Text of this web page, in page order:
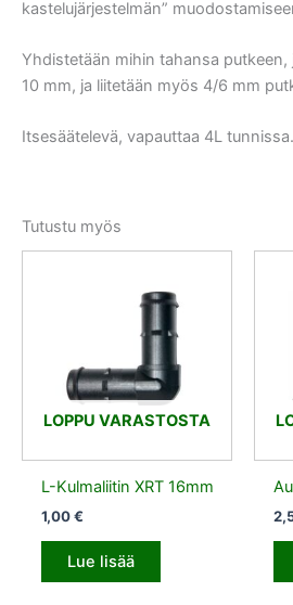
kastelujärjestelmän”
Yhdistetään mihin tahansa putkeen,
10 mm, ja liitetään myös 4/6 mm
Itsesäätelevä, vapauttaa 4L tunnissa.
Tutustu myös
LOPPU VARASTOSTA
L-Kulmaliitin XRT 16mm
1,00€
Lue lisää